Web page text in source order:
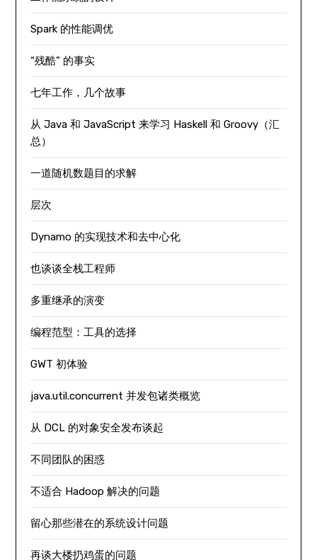
Spark 的性能调优
“残酷” 的事实
七年工作，几个故事
从 Java 和 JavaScript 来学习 Haskell 和 Groovy（汇
总）
一道随机数题目的求解
层次
Dynamo 的实现技术和去中心化
也谈谈全栈工程师
多重继承的演变
编程范型：工具的选择
GWT 初体验
java.util.concurrent 并发包诸类概览
从 DCL 的对象安全发布谈起
不同团队的困惑
不适合 Hadoop 解决的问题
留心那些潜在的系统设计问题
再谈大楼扔鸡蛋的问题